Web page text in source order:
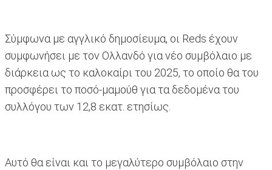
Σύμφωνα με αγγλικό δημοσίευμα, οι Reds έχουν
συμφωνήσει με τον Ολλανδό για νέο συμβόλαιο με
διάρκεια ως το καλοκαίρι του 2025, το οποίο θα του
προσφέρει το ποσό-μαμούθ για τα δεδομένα του
συλλόγου των 12,8 εκατ. ετησίως.
Αυτό θα είναι και το μεγαλύτερο συμβόλαιο στην